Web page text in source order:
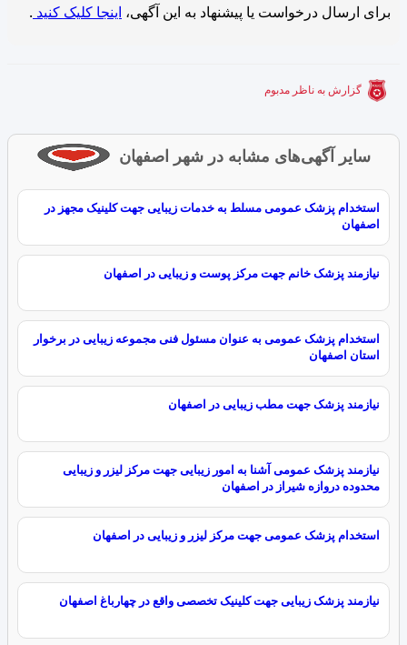
برای ارسال درخواست یا پیشنهاد به این آگهی، اینجا کلیک کنید .
گزارش به ناظر مدبوم
سایر آگهی‌های مشابه در شهر اصفهان
استخدام پزشک عمومی مسلط به خدمات زیبایی جهت کلینیک مجهز در
اصفهان
نیازمند پزشک خانم جهت مرکز پوست و زیبایی در اصفهان
استخدام پزشک عمومی به عنوان مسئول فنی مجموعه زیبایی در برخوار
استان اصفهان
نیازمند پزشک جهت مطب زیبایی در اصفهان
نیازمند پزشک عمومی آشنا به امور زیبایی جهت مرکز لیزر و زیبایی
محدوده دروازه شیراز در اصفهان
استخدام پزشک عمومی جهت مرکز لیزر و زیبایی در اصفهان
نیازمند پزشک زیبایی جهت کلینیک تخصصی واقع در چهارباغ اصفهان